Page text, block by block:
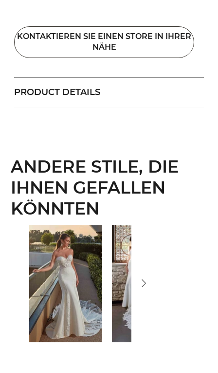
KONTAKTIEREN SIE EINEN STORE IN IHRER
NÄHE
PRODUCT DETAILS
ANDERE STILE, DIE
IHNEN GEFALLEN
KÖNNTEN